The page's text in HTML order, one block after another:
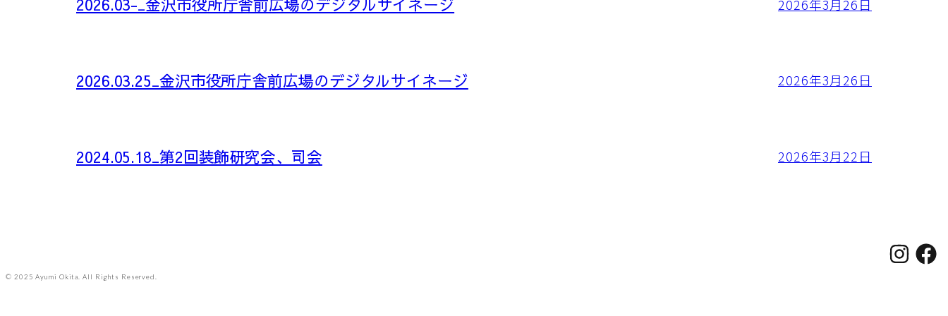
2026.03-_金沢市役所庁舎前広場のデジタルサイネージ 2026年3月26日
2026.03.25_金沢市役所庁舎前広場のデジタルサイネージ 2026年3月26日
2024.05.18_第2回装飾研究会、司会 2026年3月22日
© 2025 Ayumi Okita. All Rights Reserved.